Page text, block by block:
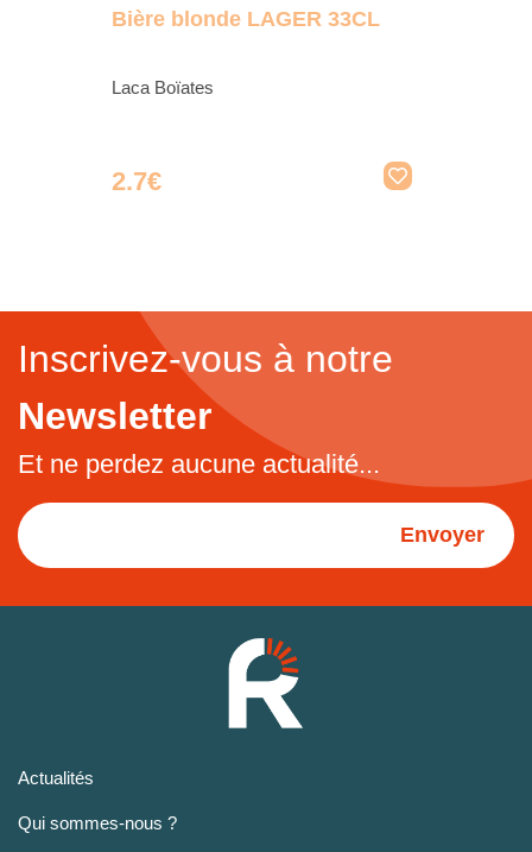
Bière blonde LAGER 33CL
Laca Boïates
2.7€
Inscrivez-vous à notre
Newsletter
Et ne perdez aucune actualité...
Envoyer
Actualités
Qui sommes-nous ?